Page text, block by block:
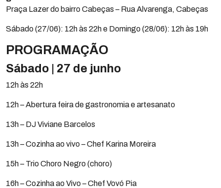
Praça Lazer do bairro Cabeças – Rua Alvarenga, Cabeças
Sábado (27/06): 12h às 22h e Domingo (28/06): 12h às 19h
PROGRAMAÇÃO
Sábado | 27 de junho
12h às 22h
12h – Abertura feira de gastronomia e artesanato
13h – DJ Viviane Barcelos
13h – Cozinha ao vivo – Chef Karina Moreira
15h – Trio Choro Negro (choro)
16h – Cozinha ao Vivo – Chef Vovó Pia